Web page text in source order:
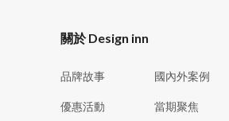
關於 Design inn
品牌故事 國內外案例
優惠活動 當期聚焦